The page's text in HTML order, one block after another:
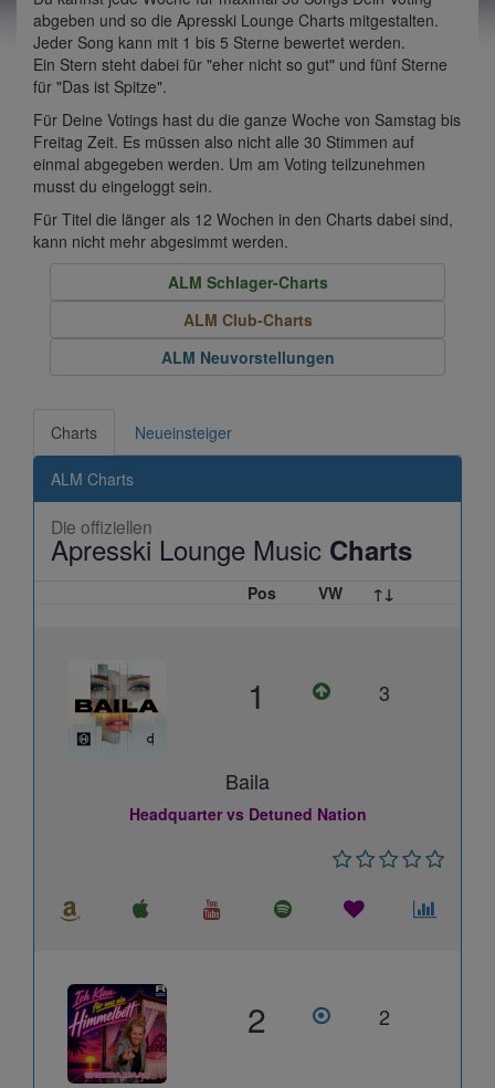
abgeben und so die Apresski Lounge Charts mitgestalten.
Jeder Song kann mit 1 bis 5 Sterne bewertet werden.
Ein Stern steht dabei für "eher nicht so gut" und fünf Sterne
für "Das ist Spitze".
Für Deine Votings hast du die ganze Woche von Samstag bis
Freitag Zeit. Es müssen also nicht alle 30 Stimmen auf
einmal abgegeben werden. Um am Voting teilzunehmen
musst du eingeloggt sein.
Für Titel die länger als 12 Wochen in den Charts dabei sind,
kann nicht mehr abgesimmt werden.
ALM Schlager-Charts
ALM Club-Charts
ALM Neuvorstellungen
Charts Neueinsteiger
ALM Charts
Die offiziellen
Apresski Lounge Music Charts
Pos VW ↑↓
1 3
Baila
Headquarter vs Detuned Nation
2 2